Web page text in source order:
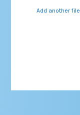
Add another file